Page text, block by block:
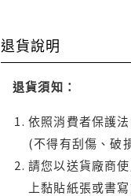
退貨說明
退貨須知：
依照消費者保護
(不得有刮傷、破
請您以送貨廠商
上黏貼紙張或書